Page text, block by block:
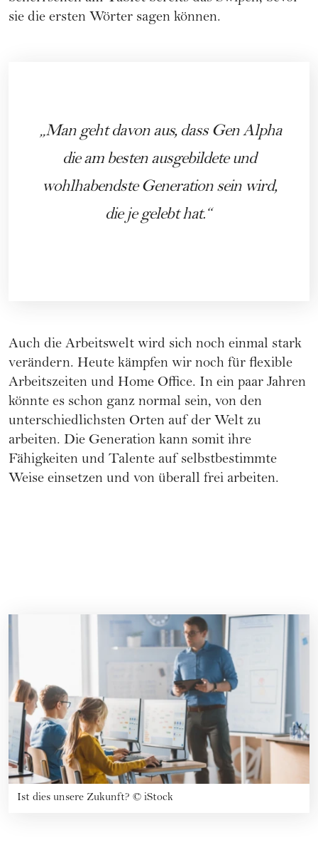
sie die ersten Wörter sagen können.
Man geht davon aus, dass Gen Alpha
die am besten ausgebildete und
wohlhabendste Generation sein wird,
die je gelebt hat.
Auch die Arbeitswelt wird sich noch einmal stark
verändern. Heute kämpfen wir noch für flexible
Arbeitszeiten und Home Office. In ein paar Jahren
könnte es schon ganz normal sein, von den
unterschiedlichsten Orten auf der Welt zu
arbeiten. Die Generation kann somit ihre
Fähigkeiten und Talente auf selbstbestimmte
Weise einsetzen und von überall frei arbeiten.
Ist dies unsere Zukunft? © iStock